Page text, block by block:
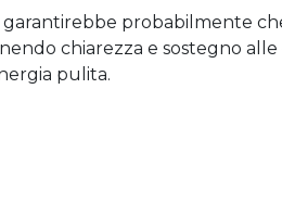
probabilmente
chiarezza e sostegno
pulita.